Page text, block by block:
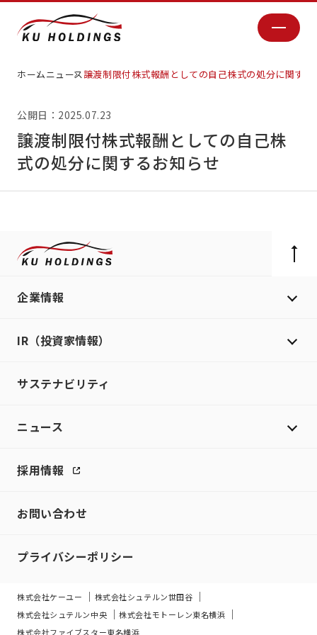
ホームニュース譲渡制限付株式報酬としての自己株式の処分に関する
公開日：2025.07.23
譲渡制限付株式報酬としての自己株
式の処分に関するお知らせ
企業情報
IR（投資家情報）
サステナビリティ
ニュース
採用情報
お問い合わせ
プライバシーポリシー
株式会社ケーユー
株式会社シュテルン世田谷
株式会社シュテルン中央
株式会社モトーレン東名横浜
株式会社ファイブスター東名横浜